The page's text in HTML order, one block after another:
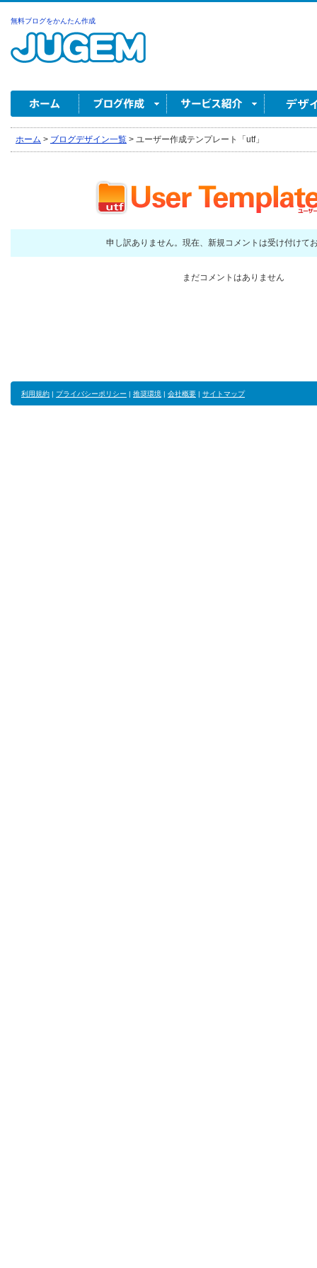
無料ブログをかんたん作成
ホーム > ブログデザイン一覧 > ユーザー作成テンプレート「utf」
申し訳ありません。現在、新規コメントは受け付けて
まだコメントはありません
利用規約 | プライバシーポリシー | 推奨環境 | 会社概要 | サイトマップ